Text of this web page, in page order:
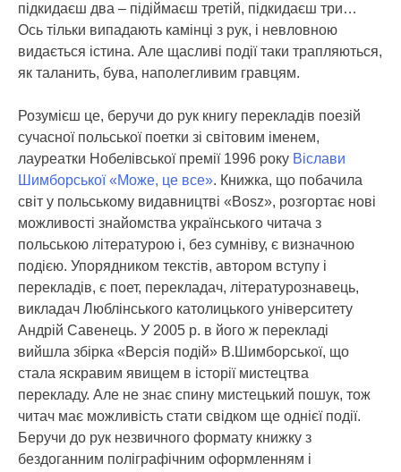
підкидаєш два – підіймаєш третій, підкидаєш три…
Ось тільки випадають камінці з рук, і невловною
видається істина. Але щасливі події таки трапляються,
як таланить, бува, наполегливим гравцям.
Розумієш це, беручи до рук книгу перекладів поезій
сучасної польської поетки зі світовим іменем,
лауреатки Нобелівської премії 1996 року Віслави
Шимборської «Може, це все». Книжка, що побачила
світ у польському видавництві «Bosz», розгортає нові
можливості знайомства українського читача з
польською літературою і, без сумніву, є визначною
подією. Упорядником текстів, автором вступу і
перекладів, є поет, перекладач, літературознавець,
викладач Люблінського католицького університету
Андрій Савенець. У 2005 р. в його ж перекладі
вийшла збірка «Версія подій» В.Шимборської, що
стала яскравим явищем в історії мистецтва
перекладу. Але не знає спину мистецький пошук, тож
читач має можливість стати свідком ще однієї події.
Беручи до рук незвичного формату книжку з
бездоганним поліграфічним оформленням і